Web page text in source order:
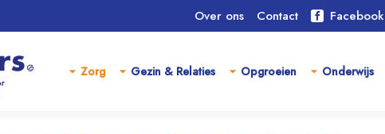
Over ons Contact Facebook
Zorg Gezin & Relaties Opgroeien Onderwijs